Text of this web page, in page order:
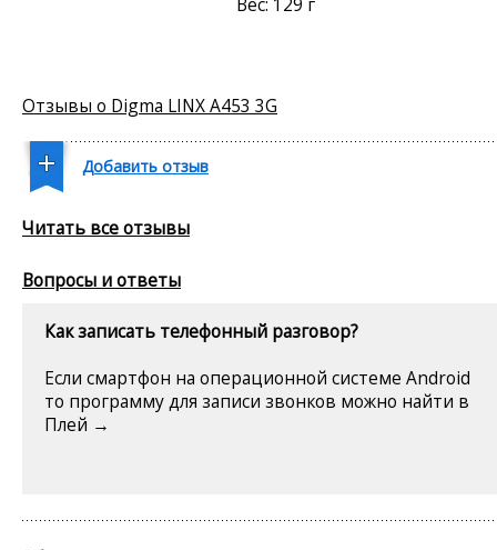
Отзывы о Digma LINX A453 3G
Добавить отзыв
Читать все отзывы
Вопросы и ответы
Как записать телефонный разговор?
Если смартфон на операционной системе Android
то программу для записи звонков можно найти в
Плей →